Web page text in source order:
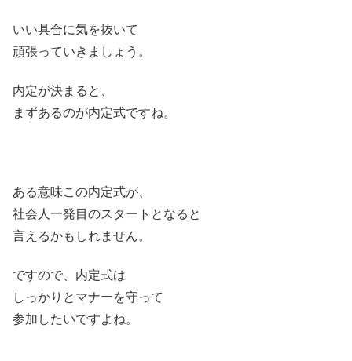
いい具合に気を抜いて
頑張っていきましょう。
内定が決まると、
まずあるのが内定式ですね。
ある意味この内定式が、
社会人一発目のスタートとなると
言えるかもしれません。
ですので、内定式は
しっかりとマナーを守って
参加したいですよね。